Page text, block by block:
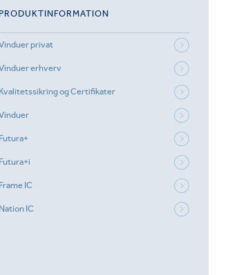
PRODUKTINFORMATION
privat
erhverv
Kvalitetssikring og Certifikater
Futura+
Futura+i
Frame IC
Nation IC